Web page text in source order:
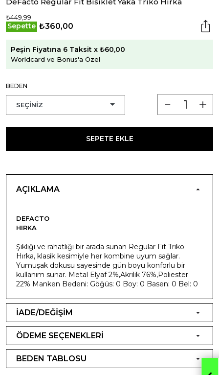
₺449,99
Sepette ₺360,00
Peşin Fiyatına 6 Taksit x ₺60,00
Worldcard ve Bonus'a Özel
BEDEN
SEPETE EKLE
AÇIKLAMA
DEFACTO
HIRKA
Şıklığı ve rahatlığı bir arada sunan Regular Fit Triko
Hırka, klasik kesimiyle her kombine uyum sağlar.
Yumuşak dokusu sayesinde gün boyu konforlu bir
kullanım sunar. Metal Elyaf 2%,Akrilik 76%,Poliester
22% Manken Bedeni: Göğüs: 0 Boy: 0 Basen: 0 Bel: 0
İADE/DEĞİŞİM
ÖDEME SEÇENEKLERİ
BEDEN TABLOSU